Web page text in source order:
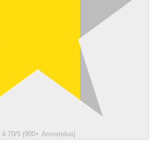
4.70/5 (900+ Arvostelua)